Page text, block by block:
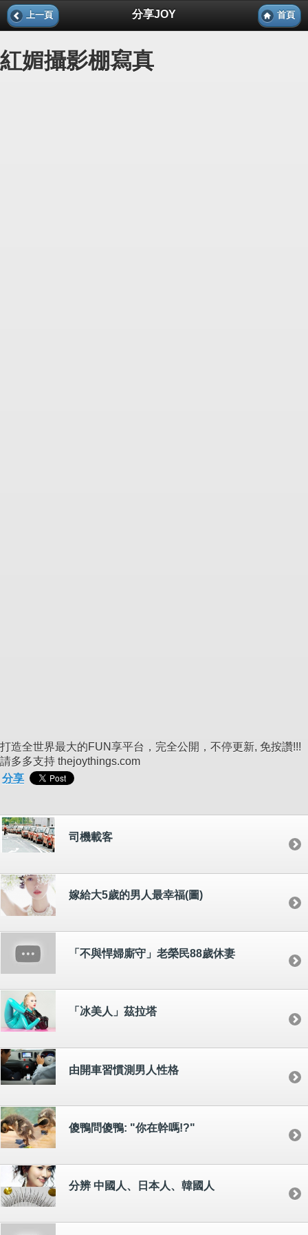
上一頁 分享JOY 首頁
紅媚攝影棚寫真
打造全世界最大的FUN享平台，完全公開，不停更新, 免按讚!!!
請多多支持 thejoythings.com
分享
司機載客
嫁給大5歲的男人最幸福(圖)
「不與悍婦廝守」老榮民88歲休妻
「冰美人」茲拉塔
由開車習慣測男人性格
傻鴨問傻鴨: "你在幹嗎!?"
分辨 中國人、日本人、韓國人